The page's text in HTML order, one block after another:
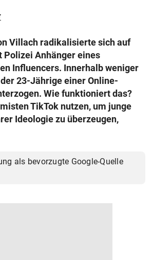
Villach radikalisierte sich auf
Polizei Anhänger eines
Influencers. Innerhalb weniger
23-Jährige einer Online-
Wie funktioniert das?
TikTok nutzen, um junge
Ideologie zu überzeugen,
als bevorzugte Google-Quelle